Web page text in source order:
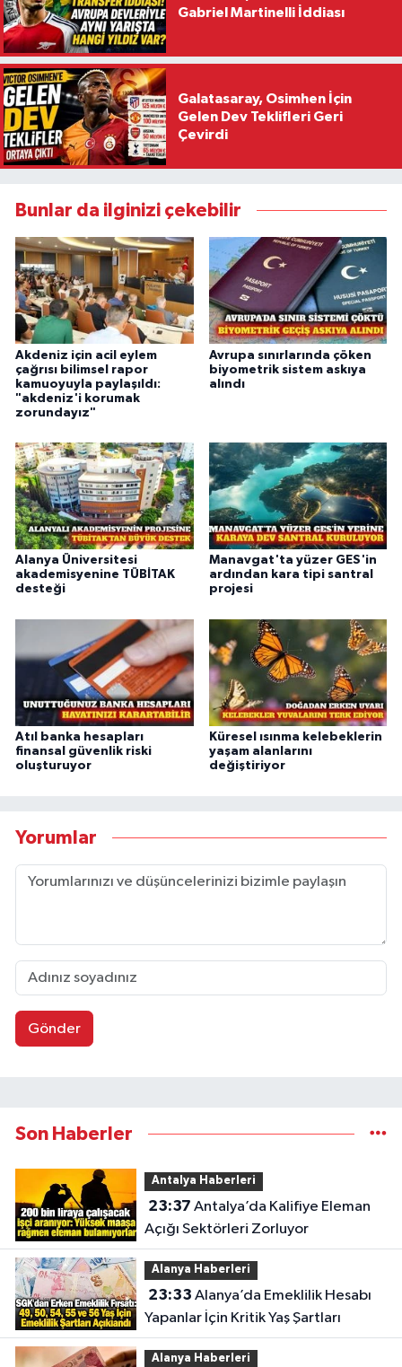
Gabriel Martinelli İddiası
Galatasaray, Osimhen İçin
Gelen Dev Teklifleri Geri
Çevirdi
Bunlar da ilginizi çekebilir
Akdeniz için acil eylem
çağrısı bilimsel rapor
kamuoyuyla paylaşıldı:
"akdeniz'i korumak
zorundayız"
Avrupa sınırlarında çöken
biyometrik sistem askıya
alındı
Alanya Üniversitesi
akademisyenine TÜBİTAK
desteği
Manavgat'ta yüzer GES'in
ardından kara tipi santral
projesi
Atıl banka hesapları
finansal güvenlik riski
oluşturuyor
Küresel ısınma kelebeklerin
yaşam alanlarını
değiştiriyor
Yorumlar
Gönder
Son Haberler
Antalya Haberleri
23:37
Açığı Sektörleri Zorluyor
Alanya Haberleri
23:33
Yapanlar İçin Kritik Yaş Şartları
Alanya Haberleri